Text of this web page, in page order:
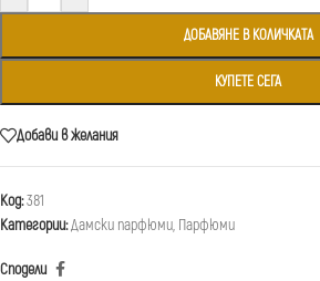
ДОБАВЯНЕ В КОЛИЧКАТА
КУПЕТЕ СЕГА
Добави в желания
Код:381
Категории:Дамски парфюми, Парфюми
Сподели